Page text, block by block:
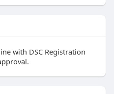
with DSC Registration